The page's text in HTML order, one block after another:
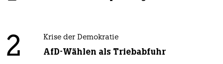
2 Krise der Demokratie
AfD-Wählen als Triebabfuhr